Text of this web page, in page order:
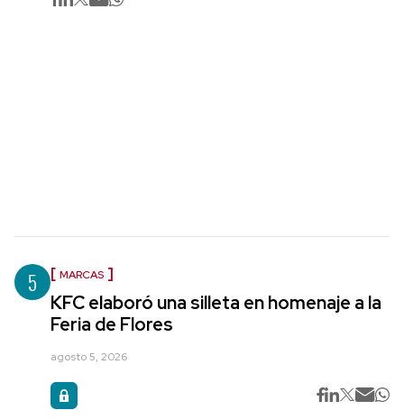
5 MARCAS
KFC elaboró una silleta en homenaje a la
Feria de Flores
agosto 5, 2026